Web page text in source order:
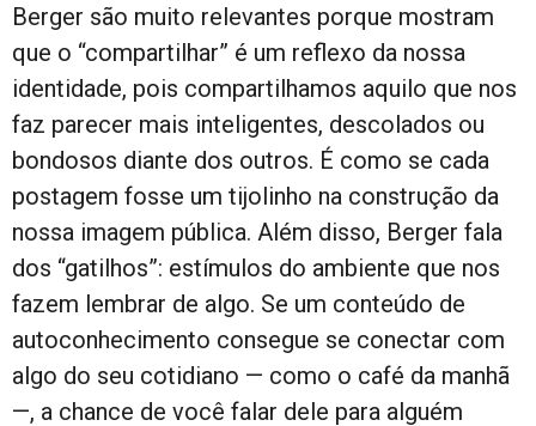
Berger são muito relevantes porque mostram
que o “compartilhar” é um reflexo da nossa
identidade, pois compartilhamos aquilo que nos
faz parecer mais inteligentes, descolados ou
bondosos diante dos outros. É como se cada
postagem fosse um tijolinho na construção da
nossa imagem pública. Além disso, Berger fala
dos “gatilhos”: estímulos do ambiente que nos
fazem lembrar de algo. Se um conteúdo de
autoconhecimento consegue se conectar com
algo do seu cotidiano — como o café da manhã
—, a chance de você falar dele para alguém